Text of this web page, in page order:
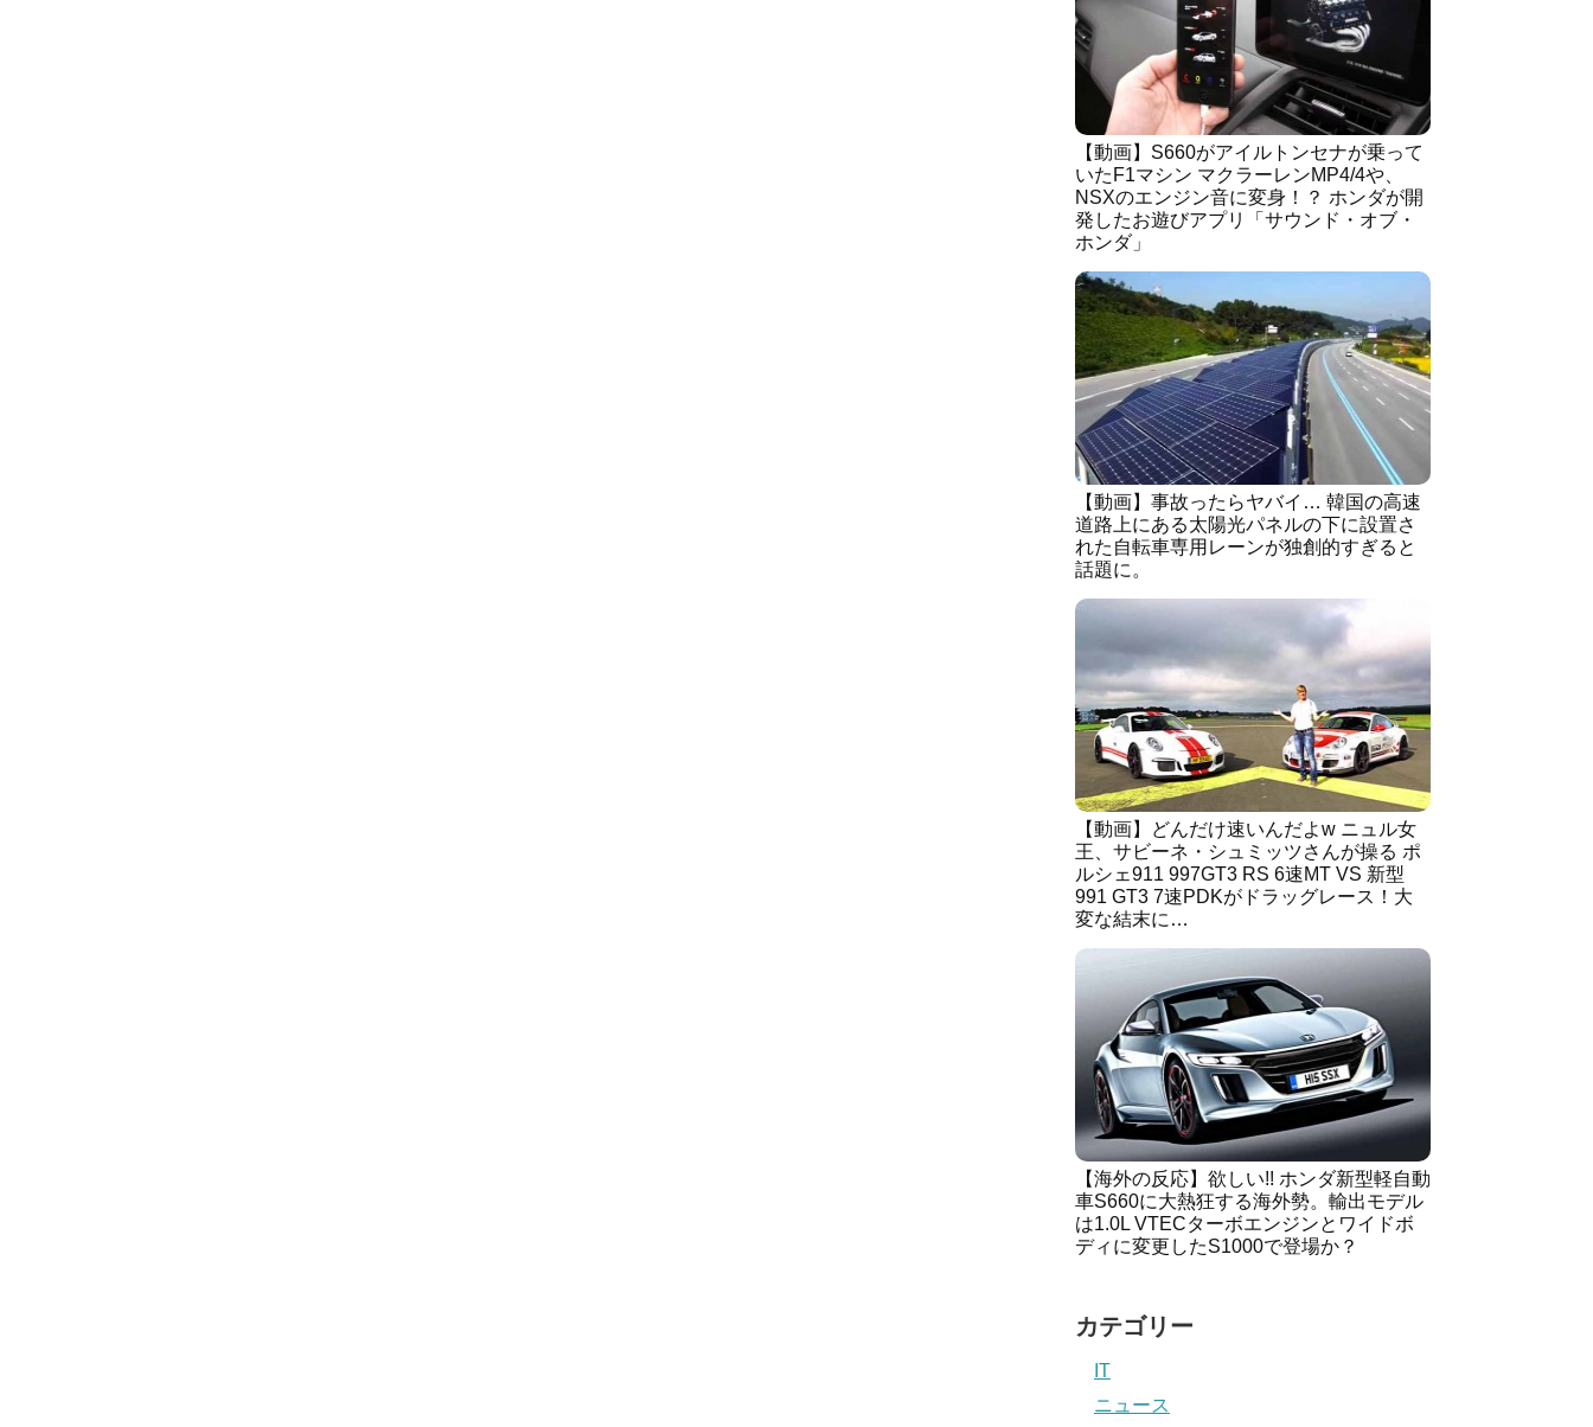
【動画】S660がアイルトンセナが乗って
いたF1マシン マクラーレンMP4/4や、
NSXのエンジン音に変身！？ ホンダが開
発したお遊びアプリ「サウンド・オブ・
ホンダ」
【動画】事故ったらヤバイ… 韓国の高速
道路上にある太陽光パネルの下に設置さ
れた自転車専用レーンが独創的すぎると
話題に。
【動画】どんだけ速いんだよw ニュル女
王、サビーネ・シュミッツさんが操る ポ
ルシェ911 997GT3 RS 6速MT VS 新型
991 GT3 7速PDKがドラッグレース！大
変な結末に…
【海外の反応】欲しい!! ホンダ新型軽自動
車S660に大熱狂する海外勢。輸出モデル
は1.0L VTECターボエンジンとワイドボ
ディに変更したS1000で登場か？
カテゴリー
IT
ニュース